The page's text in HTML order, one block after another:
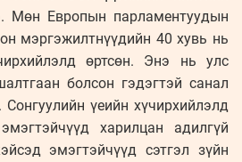
Мөн Европын парламентуудын
мэргэжилтнүүдийн 40 хувь нь
өртсөн. Энэ нь улс
болсон гэдэгтэй санал
Сонгуулийн үеийн хүчирхийлэлд
харилцан адилгүй
эмэгтэйчүүд сэтгэл зүйн